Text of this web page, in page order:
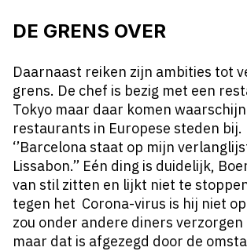
DE GRENS OVER
Daarnaast reiken zijn ambities tot
grens. De chef is bezig met een
Tokyo maar daar komen
restaurants in Europese steden bij.
‘’Barcelona staat op mijn
Lissabon.’’ Eén ding is duidelijk,
van stil zitten en lijkt niet te
tegen het Corona-virus is hij niet
zou onder andere diners
maar dat is afgezegd door de